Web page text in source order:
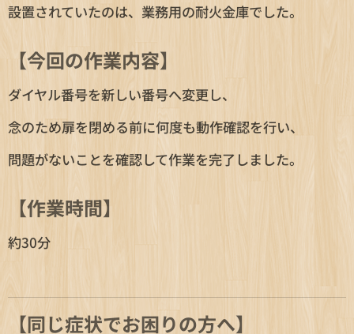
設置されていたのは、業務用の耐火金庫でした。
【今回の作業内容】
ダイヤル番号を新しい番号へ変更し、
念のため扉を閉める前に何度も動作確認を行い、
問題がないことを確認して作業を完了しました。
【作業時間】
約30分
【同じ症状でお困りの方へ】